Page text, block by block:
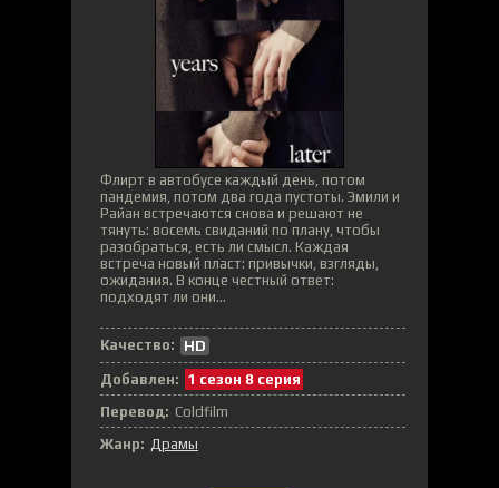
Флирт в автобусе каждый день, потом
пандемия, потом два года пустоты. Эмили и
Райан встречаются снова и решают не
тянуть: восемь свиданий по плану, чтобы
разобраться, есть ли смысл. Каждая
встреча новый пласт: привычки, взгляды,
ожидания. В конце честный ответ:
подходят ли они...
Качество:
HD
Добавлен: 1 сезон 8 серия
Перевод: Coldfilm
Жанр: Драмы